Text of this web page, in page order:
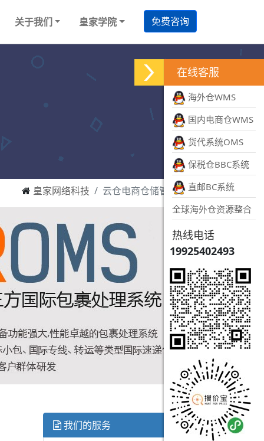
关于我们 皇家学院 免费咨询
皇家网络科技 云仓电商仓储管理系统
我们的服务
在线客服
海外仓WMS
国内电商仓WMS
货代系统OMS
保税仓BBC系统
直邮BC系统
全球海外仓资源整合
热线电话
19925402493